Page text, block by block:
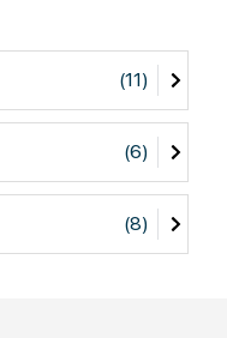
(11)
(6)
(8)